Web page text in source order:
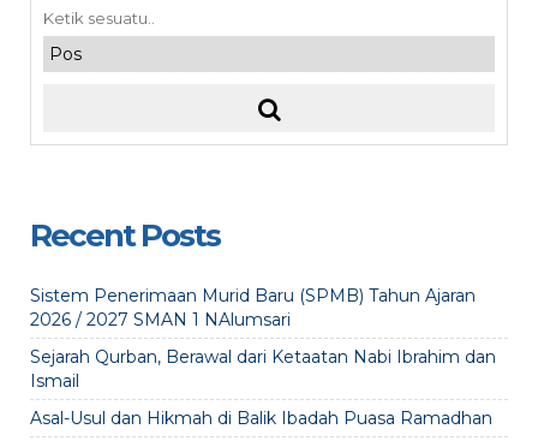
Recent Posts
Sistem Penerimaan Murid Baru (SPMB) Tahun Ajaran
2026 / 2027 SMAN 1 NAlumsari
Sejarah Qurban, Berawal dari Ketaatan Nabi Ibrahim dan
Ismail
Asal-Usul dan Hikmah di Balik Ibadah Puasa Ramadhan